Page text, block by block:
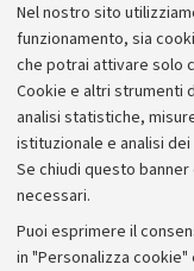
Nel nostro sito
funzionamento, sia
che potrai attivare solo
Cookie e altri strumenti
analisi statistiche,
istituzionale e analisi
Se chiudi questo
necessari.
Puoi esprimere il
in "Personalizza